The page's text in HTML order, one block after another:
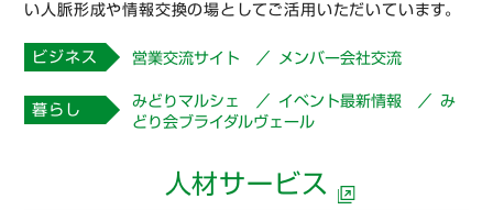
い人脈形成や情報交換の場としてご活用いただいています。
ビジネス 営業交流サイト メンバー会社交流
暮らし
みどりマルシェ イベント最新情報
み
どり会ブライダルヴェール
人材サービス